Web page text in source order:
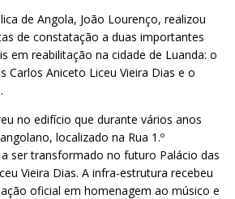
de Angola, João Lourenço, realizou
de constatação a duas importantes
em reabilitação na cidade de Luanda: o
Carlos Aniceto Liceu Vieira Dias e o
no edifício que durante vários anos
localizado na Rua 1.º
ser transformado no futuro Palácio das
Vieira Dias. A infra-estrutura recebeu
oficial em homenagem ao músico e